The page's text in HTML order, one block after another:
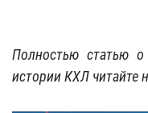
Полностью статью о
истории КХЛ читайте